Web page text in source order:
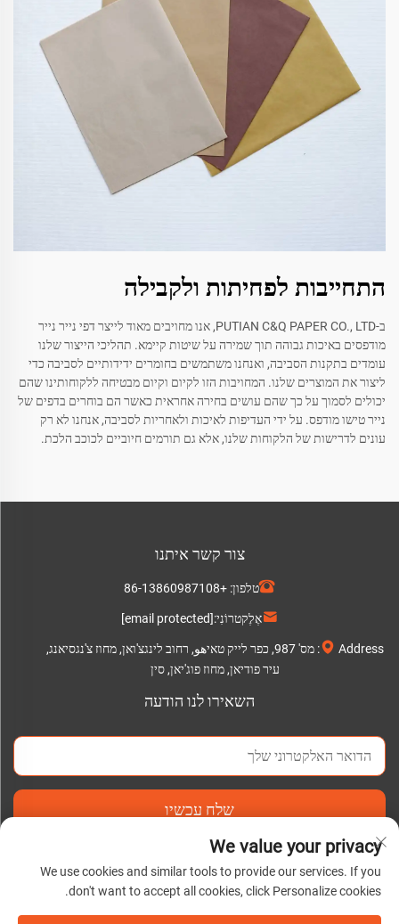
התחייבות לפחיתות ולקבילה
ב-PUTIAN C&Q PAPER CO., LTD, אנו מחויבים מאוד לייצר דפי נייר נייר
מודפסים באיכות גבוהה תוך שמירה על שיטות קיימא. תהליכי הייצור שלנו
עומדים בתקנות הסביבה, ואנחנו משתמשים בחומרים ידידותיים לסביבה כדי
ליצור את המוצרים שלנו. המחויבות הזו לקיום וקיום מבטיחה ללקוחותינו שהם
יכולים לסמוך על כך שהם עושים בחירה אחראית כאשר הם בוחרים בדפים של
נייר טישו מודפס. על ידי העדיפות לאיכות ולאחריות לסביבה, אנחנו לא רק
עונים לדרישות של הלקוחות שלנו, אלא גם תורמים חיוביים לכוכב הלכת.
צור קשר איתנו
טלפון: +86-13860987108
אֶלֶקטרוֹנִי:[email protected]
Address: מס' 987, כפר לייק טאיهو, רחוב לינגצ'ואן, מחוז צ'נגסיאנג,
עיר פודיאן, מחוז פוג'יאן, סין
השאירו לנו הודעה
שלח עכשיו
We value your privacy
We use cookies and similar tools to provide our services. If you
don't want to accept all cookies, click Personalize cookies.